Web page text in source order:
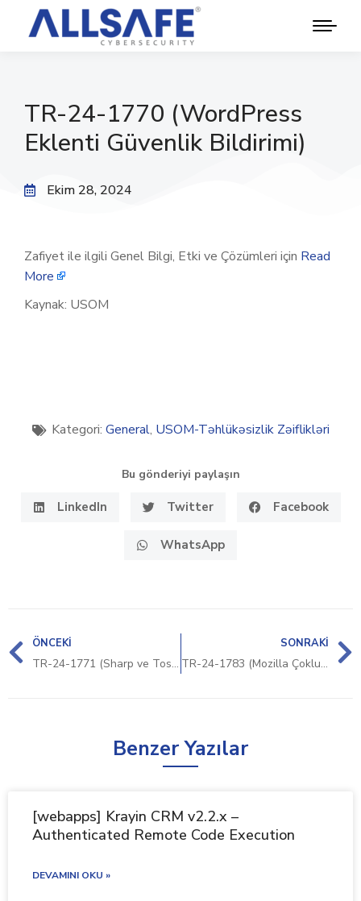
TR-24-1770 (WordPress
Eklenti Güvenlik Bildirimi)
Ekim 28, 2024
Zafiyet ile ilgili Genel Bilgi, Etki ve Çözümleri için Read
More
Kaynak: USOM
Kategori: General, USOM-Təhlükəsizlik Zəiflikləri
Bu gönderiyi paylaşın
LinkedIn Twitter Facebook
WhatsApp
ÖNCEKI
TR-24-1771 (Sharp ve Toshiba Ürünleri Güvenlik Bildirimi)
SONRAKI
TR-24-1783 (Mozilla Çoklu Ürün Güvenlik Bildirimi)
Benzer Yazılar
[webapps] Krayin CRM v2.2.x –
Authenticated Remote Code Execution
DEVAMINI OKU »